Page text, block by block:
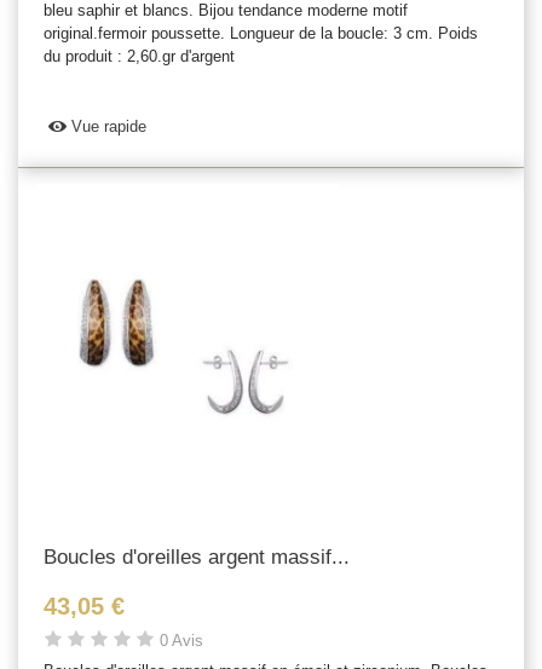
bleu saphir et blancs. Bijou tendance moderne motif
original.fermoir poussette. Longueur de la boucle: 3 cm. Poids
du produit : 2,60.gr d'argent
Vue rapide
Boucles d'oreilles argent massif...
43,05 €
0 Avis